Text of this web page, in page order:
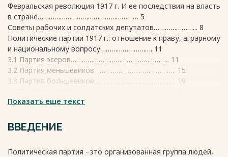
Февральская революция 1917 г. И ее последствия на власть
в стране……………………………………………… 5
Советы рабочих и солдатских депутатов…………………... 8
Политические партии 1917 г.: отношение к праву, аграрному
и национальному вопросу………………………. 11
3.1 Партия эсеров…………………………………………….. 11
3.2 Партия меньшевиков…………………………………….. 15
3.3 Партия большевиков…………………………………….. 19
Заключение…………………………………………………... 27
Весь текст будет доступен
Показать еще текст
ВВЕДЕНИЕ
Политическая партия - это организованная группа людей,